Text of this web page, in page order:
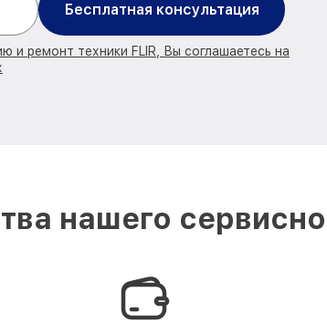
Бесплатная консультация
и ремонт техники FLIR, Вы соглашаетесь на
нашего